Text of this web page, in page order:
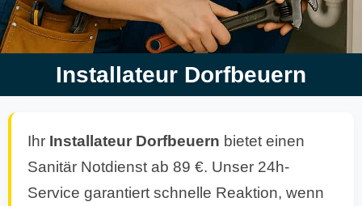
Installateur Dorfbeuern
Ihr Installateur Dorfbeuern bietet einen
Sanitär Notdienst ab 89 €. Unser 24h-
Service garantiert schnelle Reaktion, wenn